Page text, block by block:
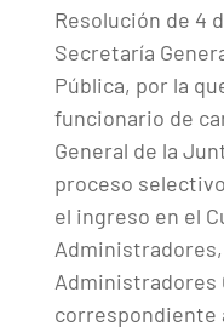
Resolución de 4
Secretaría
Pública, por la
funcionario de
General de la
proceso
el ingreso en el
Administradores
correspondiente